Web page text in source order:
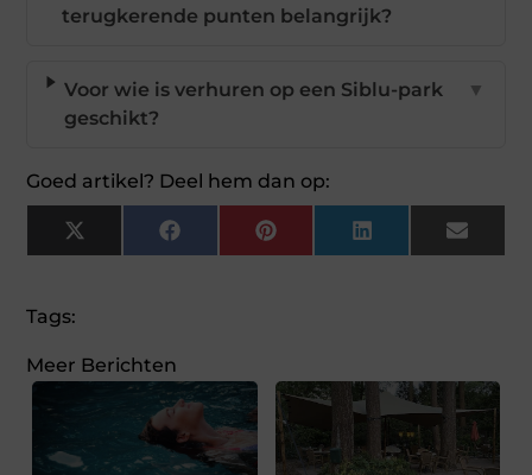
terugkerende punten belangrijk?
Voor wie is verhuren op een Siblu-park
geschikt?
▼
Goed artikel? Deel hem dan op:
X
(Twitter)
FacebookPinterestLinkedIn Email
Tags:
Meer Berichten